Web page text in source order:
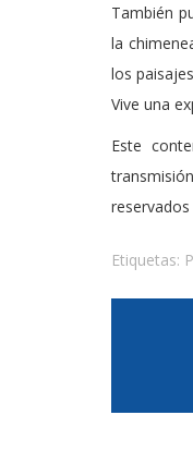
También
la
los
Vive una
Este
Etiquetas: